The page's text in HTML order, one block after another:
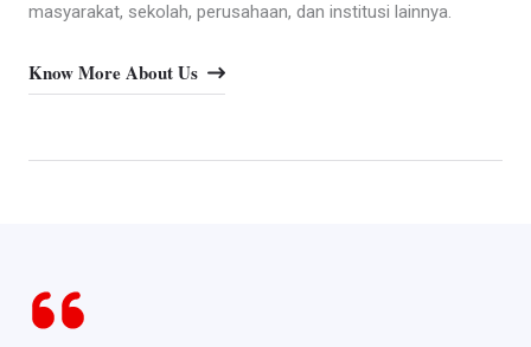
masyarakat, sekolah, perusahaan, dan institusi lainnya.
Know More About Us